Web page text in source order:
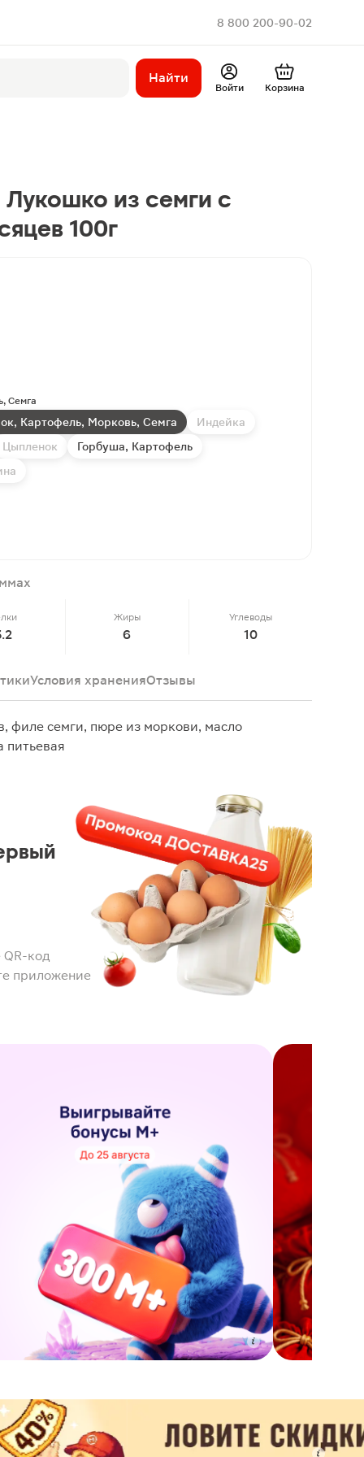
8 800 200-90-02
Найти
Войти Корзина
из семги с
100г
Семга
Картофель, Морковь, Семга
Индейка
Цыпленок
Горбуша, Картофель
Жиры
6
Углеводы
10
Условия храненияОтзывы
филе семги, пюре из моркови, масло
питьевая
код
приложение